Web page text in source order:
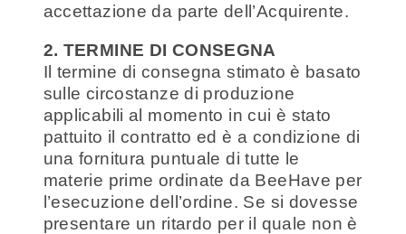
accettazione da parte dell’Acquirente.
2. TERMINE DI CONSEGNA
Il termine di consegna stimato è basato
sulle circostanze di produzione
applicabili al momento in cui è stato
pattuito il contratto ed è a condizione di
una fornitura puntuale di tutte le
materie prime ordinate da BeeHave per
l’esecuzione dell’ordine. Se si dovesse
presentare un ritardo per il quale non è